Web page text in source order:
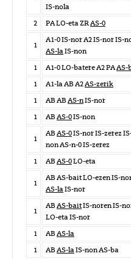
IS-nola
2
PA LO-eta ZRAS-0
1
A1-0 IS-nor A2 IS-nor IS-
AS-laIS-non
1
A1-0 LO-batere A2 PAAS-
1
A1-la AB A2AS-zerik
1
AB AB AS-nIS-nor
1
AB AS-0IS-non
1
AB AS-0IS-nor IS-zerez
non AS-n-0 IS-zerez
1
AB AS-0LO-eta
1
AB AS-bait LO-ezen IS-
AS-laIS-nor
1
AB AS-baitIS-noren IS-
LO-eta IS-nor
1
AB AS-la
1
AB AS-laIS-non AS-ba